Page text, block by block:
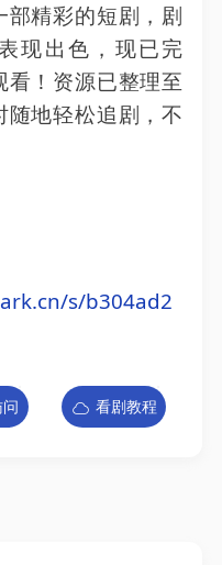
部精彩的短剧，剧
现出色，现已完
看！资源已整理至
随地轻松追剧，不
s/b304ad2
看剧教程